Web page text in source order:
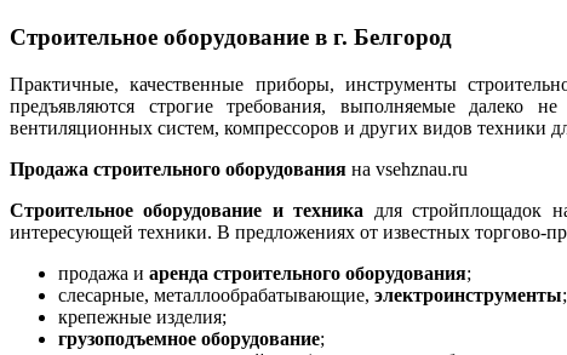
Строительное оборудование в г. Белгород
Практичные, качественные приборы, инструменты
предъявляются строгие требования, выполняемые далеко
вентиляционных систем, компрессоров и других видов техники
Продажа строительного оборудования на vsehznau.ru
Строительное оборудование и техника для стройплощадок
интересующей техники. В предложениях от известных
продажа и аренда строительного оборудования;
слесарные, металлообрабатывающие, электроинструменты;
крепежные изделия;
грузоподъемное оборудование;